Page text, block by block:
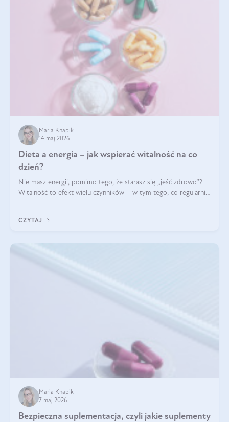
Maria Knapik
14 maj 2026
Dieta a energia – jak wspierać witalność na co
dzień?
Nie masz energii, pomimo tego, że starasz się „jeść zdrowo”?
Witalność to efekt wielu czynników – w tym tego, co regularnie
CZYTAJ
Maria Knapik
7 maj 2026
Bezpieczna suplementacja, czyli jakie suplementy